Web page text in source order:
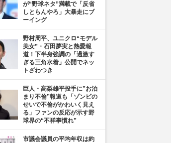
が“野球ネタ”満載で「反省
しとらんやろ」大暴走にブ
ーイング
野村周平、ユニクロ“モデル
美女”・石田夢実と熱愛報
道！下半身強調の「過激す
ぎる三角水着」公開でネッ
トざわつき
巨人・高梨雄平投手に”お泊
まり不倫”報道も「ゾンビの
せいで不倫がかわいく見え
る」ファンの反応が示す野
球界の“不祥事慣れ”
市議会議員の平均年収は約